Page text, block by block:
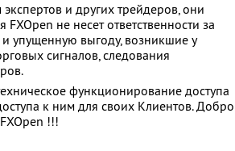
экспертов и других трейдеров, они
не несет ответственности за
упущенную выгоду, возникшие у
сигналов, следования
функционирование доступа
к ним для своих Клиентов. Добро
!!!